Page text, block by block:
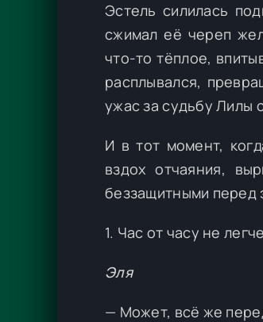
Эстель силилась
сжимал её череп
что-то тёплое,
расплывался,
ужас за судьбу Лилы
И в тот момент,
вздох отчаяния,
беззащитными перед
1. Час от часу не легче
Эля
— Может, всё же